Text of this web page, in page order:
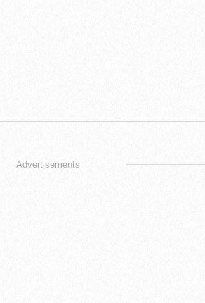
Advertisements